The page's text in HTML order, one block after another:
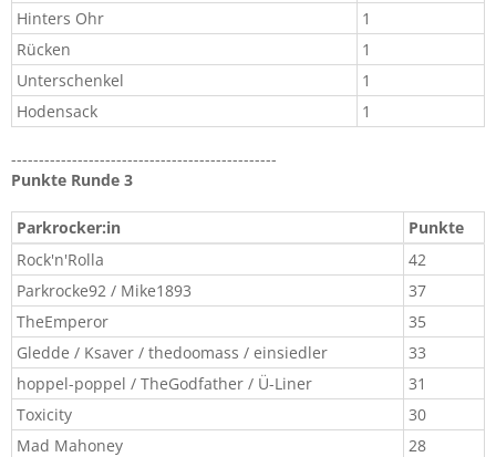
Hinters Ohr
1
Rücken
1
Unterschenkel
1
Hodensack
1
------------------------------------------------
Punkte Runde 3
Parkrocker:in​
Punkte​
Rock'n'Rolla
42​
Parkrocke92 / Mike1893​
37​
TheEmperor​
35​
Gledde / Ksaver / thedoomass / einsiedler​
33​
hoppel-poppel / TheGodfather / Ü-Liner​
31​
Toxicity​
30​
Mad Mahoney​
28​